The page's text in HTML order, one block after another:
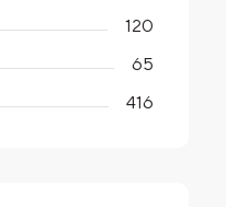
120
65
416